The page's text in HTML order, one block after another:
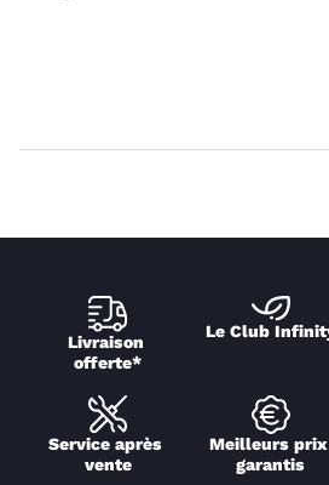
Livraison
offerte*
Le Club
Service après
vente
Meilleurs prix
garantis